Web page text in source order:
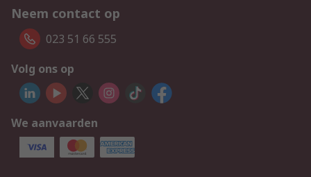
Neem contact op
023 51 66 555
Volg ons op
We aanvaarden